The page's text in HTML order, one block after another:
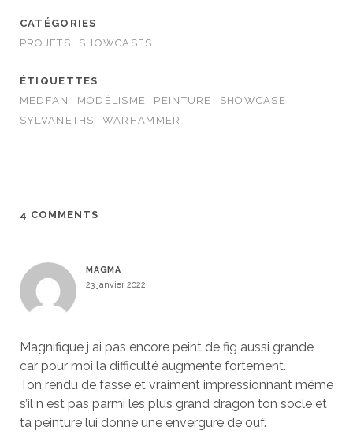
CATÉGORIES
PROJETS
SHOWCASES
ÉTIQUETTES
MEDFAN
MODÉLISME PEINTURE
SHOWCASE
SYLVANETHS
WARHAMMER
4 COMMENTS
MAGMA
23 janvier 2022
Magnifique j ai pas encore peint de fig aussi grande
car pour moi la difficulté augmente fortement.
Ton rendu de fasse et vraiment impressionnant même
s’il n est pas parmi les plus grand dragon ton socle et
ta peinture lui donne une envergure de ouf.